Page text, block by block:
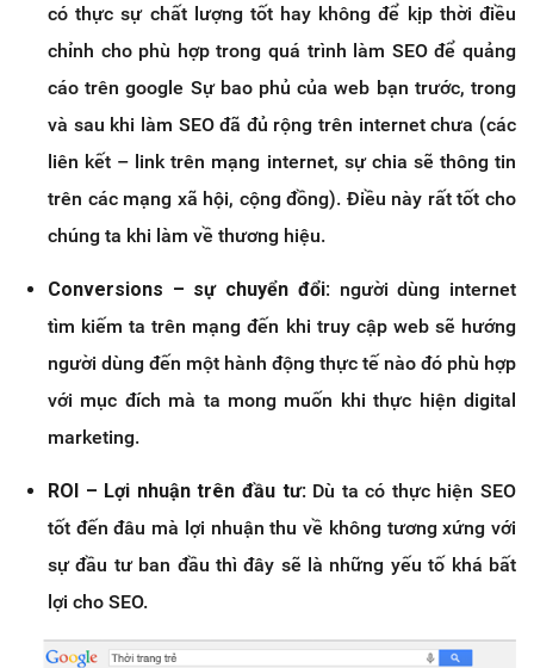
có thực sự chất lượng tốt hay không để kịp thời điều
chỉnh cho phù hợp trong quá trình làm SEO để quảng
cáo trên google Sự bao phủ của web bạn trước, trong
và sau khi làm SEO đã đủ rộng trên internet chưa (các
liên kết – link trên mạng internet, sự chia sẽ thông tin
trên các mạng xã hội, cộng đồng). Điều này rất tốt cho
chúng ta khi làm về thương hiệu.
Conversions – sự chuyển đổi: người dùng internet
tìm kiếm ta trên mạng đến khi truy cập web sẽ hướng
người dùng đến một hành động thực tế nào đó phù hợp
với mục đích mà ta mong muốn khi thực hiện digital
marketing.
ROI – Lợi nhuận trên đầu tư: Dù ta có thực hiện SEO
tốt đến đâu mà lợi nhuận thu về không tương xứng với
sự đầu tư ban đầu thì đây sẽ là những yếu tố khá bất
lợi cho SEO.